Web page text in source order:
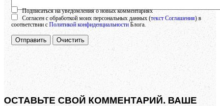
Подписаться на уведомления о новых комментариях
Согласен с обработкой моих персональных данных (текст Соглашения) в
соответствии с Политикой конфиденциальности Блога.
Отправить Очистить
ОСТАВЬТЕ СВОЙ КОММЕНТАРИЙ. ВАШЕ